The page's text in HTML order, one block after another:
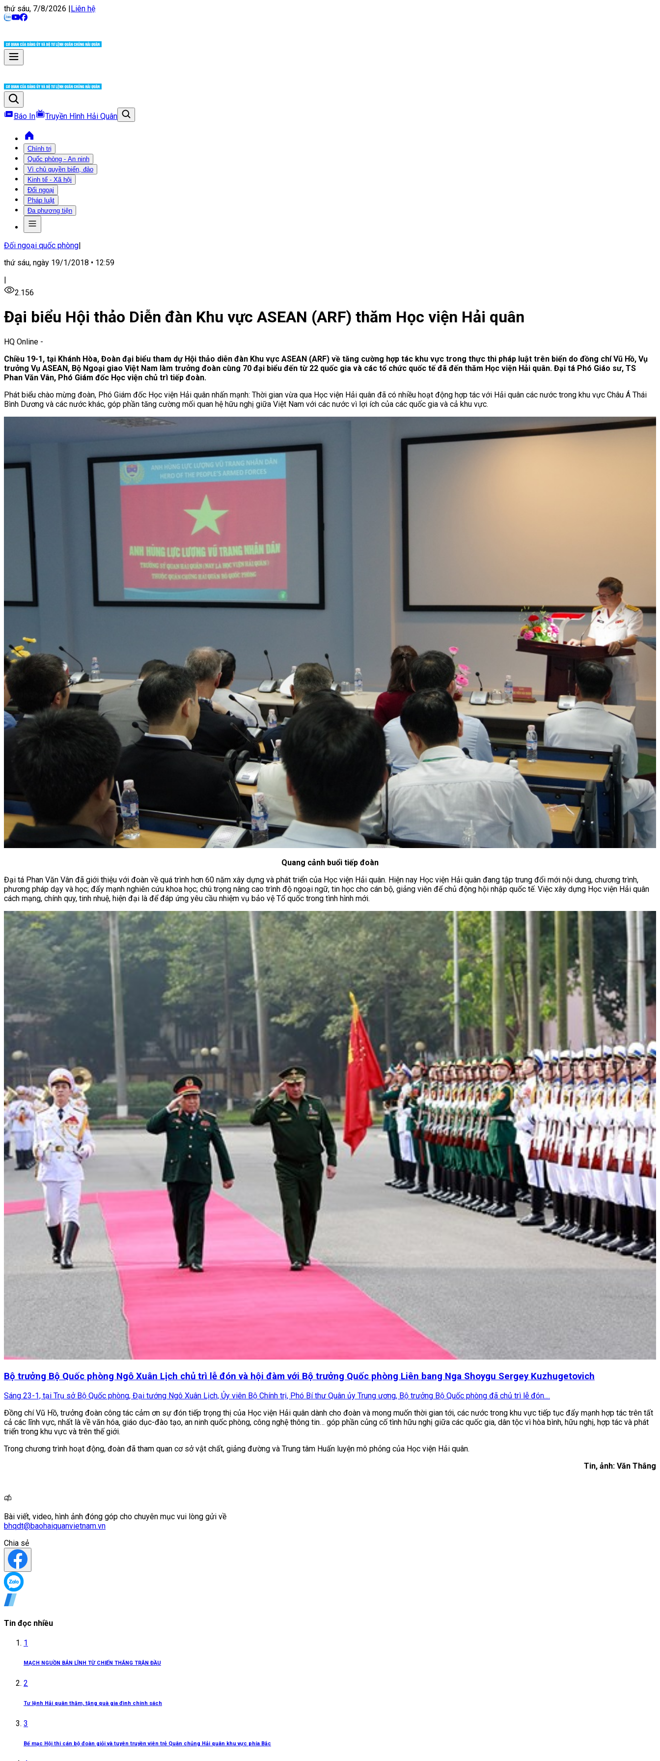
thứ sáu, 7/8/2026 |Liên hệ
Báo In Truyền Hình Hải Quân
Chính trị
Quốc phòng - An ninh
Vì chủ quyền biển, đảo
Kinh tế - Xã hội
Đối ngoại
Pháp luật
Đa phương tiện
Đối ngoại quốc phòng|
thứ sáu, ngày 19/1/2018 • 12:59
|
2.156
Đại biểu Hội thảo Diễn đàn Khu vực ASEAN (ARF) thăm Học viện Hải quân
HQ Online -
Chiều 19-1, tại Khánh Hòa, Đoàn đại biểu tham dự Hội thảo diễn đàn Khu vực ASEAN (ARF) về tăng cường hợp tác khu vực trong thực thi pháp luật trên biển do đồng chí Vũ Hồ, Vụ
trưởng Vụ ASEAN, Bộ Ngoại giao Việt Nam làm trưởng đoàn cùng 70 đại biểu đến từ 22 quốc gia và các tổ chức quốc tế đã đến thăm Học viện Hải quân. Đại tá Phó Giáo sư, TS
Phan Văn Vân, Phó Giám đốc Học viện chủ trì tiếp đoàn.
Phát biểu chào mừng đoàn, Phó Giám đốc Học viện Hải quân nhấn mạnh: Thời gian vừa qua Học viện Hải quân đã có nhiều hoạt động hợp tác với Hải quân các nước trong khu vực Châu Á Thái
Bình Dương và các nước khác, góp phần tăng cường mối quan hệ hữu nghị giữa Việt Nam với các nước vì lợi ích của các quốc gia và cả khu vực.
Quang cảnh buổi tiếp đoàn
Đại tá Phan Văn Vân đã giới thiệu với đoàn về quá trình hơn 60 năm xây dựng và phát triển của Học viện Hải quân. Hiện nay Học viện Hải quân đang tập trung đổi mới nội dung, chương trình,
phương pháp dạy và học; đẩy mạnh nghiên cứu khoa học; chú trọng nâng cao trình độ ngoại ngữ, tin học cho cán bộ, giảng viên để chủ động hội nhập quốc tế. Việc xây dựng Học viện Hải quân
cách mạng, chính quy, tinh nhuệ, hiện đại là để đáp ứng yêu cầu nhiệm vụ bảo vệ Tổ quốc trong tình hình mới.
Bộ trưởng Bộ Quốc phòng Ngô Xuân Lịch chủ trì lễ đón và hội đàm với Bộ trưởng Quốc phòng Liên bang Nga Shoygu Sergey Kuzhugetovich
Sáng 23-1, tại Trụ sở Bộ Quốc phòng, Đại tướng Ngô Xuân Lịch, Ủy viên Bộ Chính trị, Phó Bí thư Quân ủy Trung ương, Bộ trưởng Bộ Quốc phòng đã chủ trì lễ đón....
Đồng chí Vũ Hồ, trưởng đoàn công tác cảm ơn sự đón tiếp trọng thị của Học viện Hải quân dành cho đoàn và mong muốn thời gian tới, các nước trong khu vực tiếp tục đẩy mạnh hợp tác trên tất
cả các lĩnh vực, nhất là về văn hóa, giáo dục-đào tạo, an ninh quốc phòng, công nghệ thông tin… góp phần củng cố tình hữu nghị giữa các quốc gia, dân tộc vì hòa bình, hữu nghị, hợp tác và phát
triển trong khu vực và trên thế giới.
Trong chương trình hoạt động, đoàn đã tham quan cơ sở vật chất, giảng đường và Trung tâm Huấn luyện mô phỏng của Học viện Hải quân.
Tin, ảnh: Văn Thắng
Bài viết, video, hình ảnh đóng góp cho chuyên mục vui lòng gửi về
bhqdt@baohaiquanvietnam.vn
Chia sẻ
Tin đọc nhiều
1
MẠCH NGUỒN BẢN LĨNH TỪ CHIẾN THẮNG TRẬN ĐẦU
2
Tư lệnh Hải quân thăm, tặng quà gia đình chính sách
3
Bế mạc Hội thi cán bộ đoàn giỏi và tuyên truyền viên trẻ Quân chủng Hải quân khu vực phía Bắc